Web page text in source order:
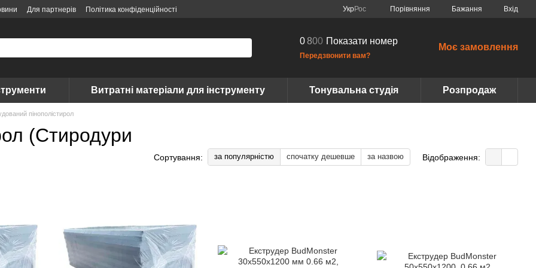
Для партнерів
Політика конфіденційності
УкрРос Порівняння Бажання Вхід
0800 Показати номер
Передзвонити вам?
Моє замовлення
Витратні матеріали для інструменту Тонувальна студія Розпродаж
пінополістирол
(Стиродури
Сортування: за популярністю спочатку дешевше за назвою Відображення: